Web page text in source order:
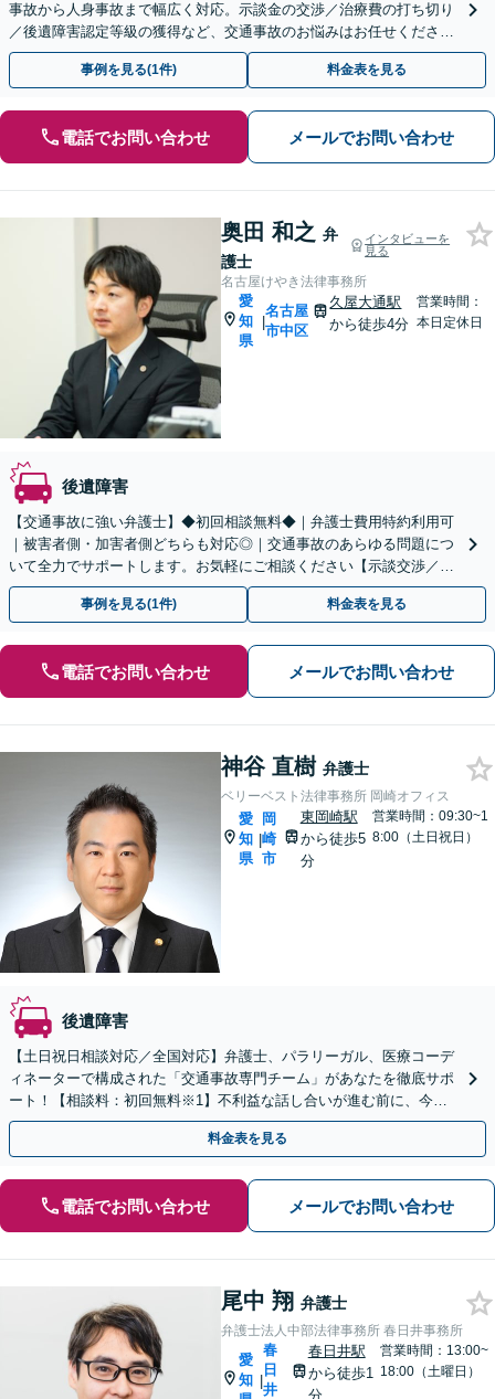
事故から人身事故まで幅広く対応。示談金の交渉／治療費の打ち切り
／後遺障害認定等級の獲得など、交通事故のお悩みはお任せくださ
い。【初回相談無料】【夜間・休日の相談可能】
事例を見る(1件) 料金表を見る
電話でお問い合わせ メールでお問い合わせ
奥田 和之 弁
護士
インタビューを
見る
名古屋けやき法律事務所
愛
知
県
|
名古屋
市中区
久屋大通駅
から徒歩4分
営業時間：
本日定休日
後遺障害
【交通事故に強い弁護士】◆初回相談無料◆｜弁護士費用特約利用可
｜被害者側・加害者側どちらも対応◎｜交通事故のあらゆる問題につ
いて全力でサポートします。お気軽にご相談ください【示談交渉／裁
判／被害者請求／後遺障害等級】
事例を見る(1件) 料金表を見る
電話でお問い合わせ メールでお問い合わせ
神谷 直樹 弁護士
ベリーベスト法律事務所 岡崎オフィス
愛
知
県
|
岡
崎
市
東岡崎駅
から徒歩5
分
営業時間：09:30~1
8:00（土日祝日）
後遺障害
【土日祝日相談対応／全国対応】弁護士、パラリーガル、医療コーデ
ィネーターで構成された「交通事故専門チーム」があなたを徹底サポ
ート！【相談料：初回無料※1】不利益な話し合いが進む前に、今す
ぐ相談！
料金表を見る
電話でお問い合わせ メールでお問い合わせ
尾中 翔 弁護士
弁護士法人中部法律事務所 春日井事務所
愛
知 |
春
日
井
春日井駅
から徒歩1
分
営業時間：13:00~
18:00（土曜日）